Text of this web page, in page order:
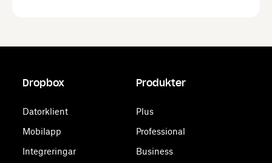
Dropbox
Datorklient
Mobilapp
Integreringar
Produkter
Plus
Professional
Business